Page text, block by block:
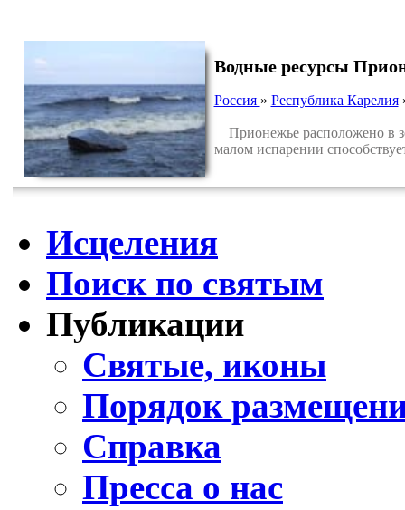
Водные ресурсы
Россия » Республика Карелия
Прионежье расположено в
малом испарении
Исцеления
Поиск по святым
Публикации
Святые, иконы
Порядок
Справка
Пресса о нас